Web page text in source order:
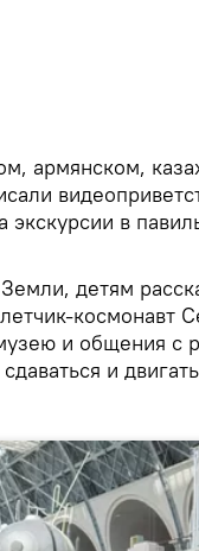
армянском,
в
детям
космонавт
и общения с
и